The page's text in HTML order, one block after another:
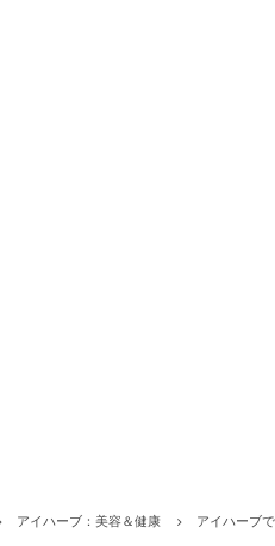
アイハーブ：美容＆健康 アイハーブ